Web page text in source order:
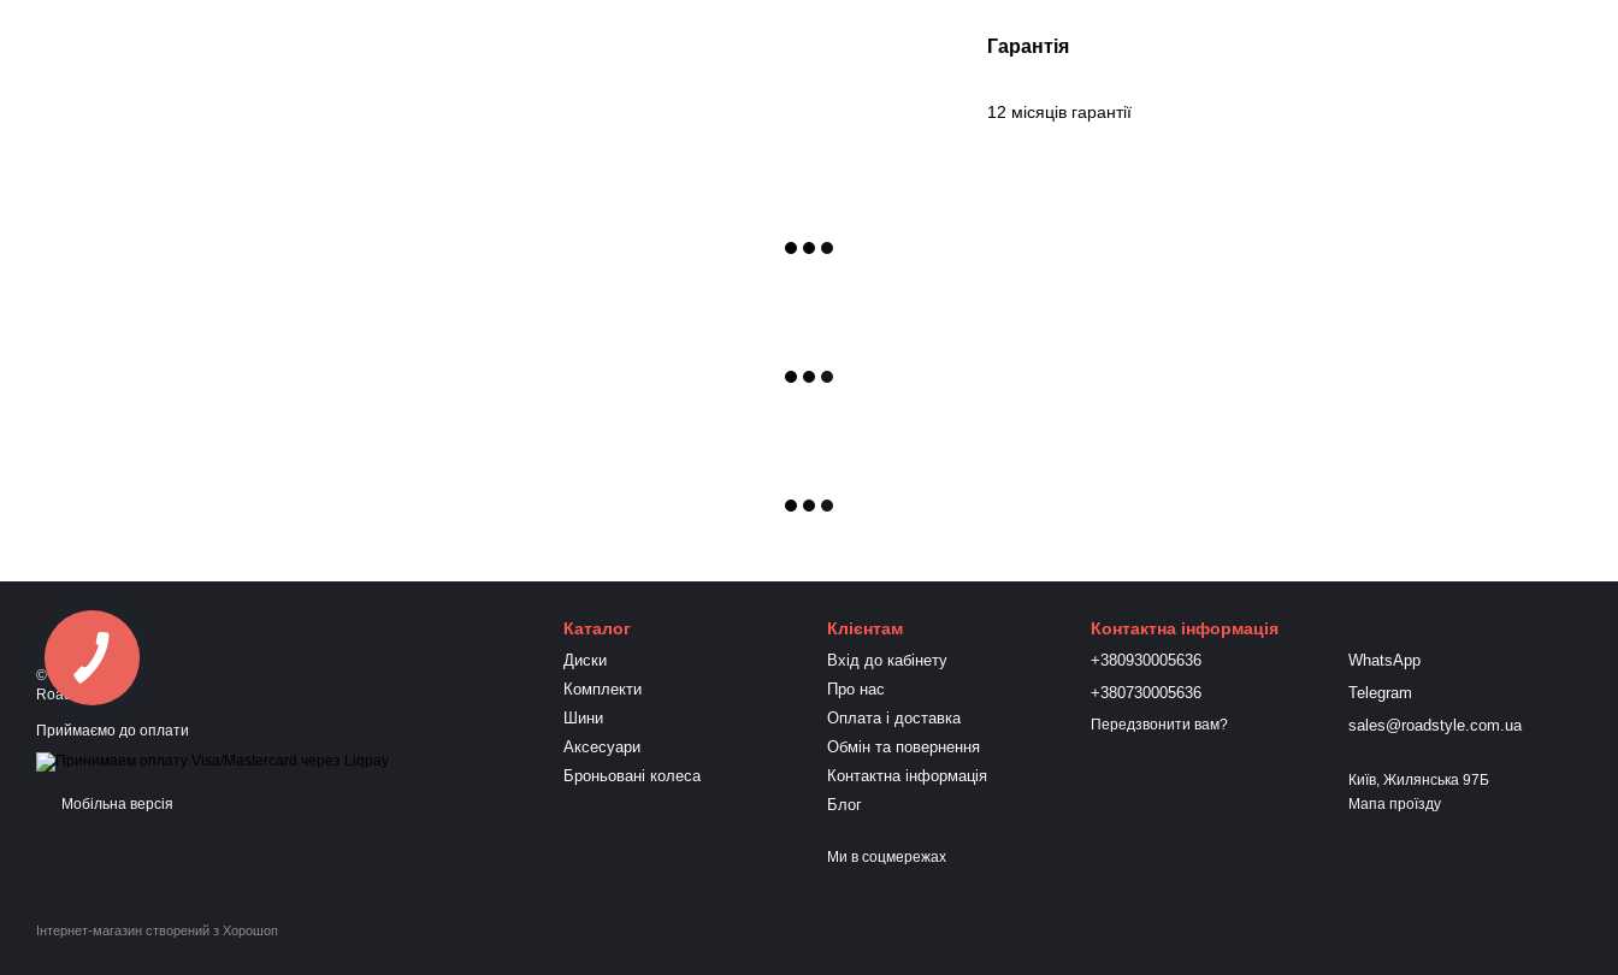
Гарантія
12 місяців гарантії
© 2016—2026
Roadstyle
Приймаємо до оплати
Мобільна версія
Інтернет-магазин створений з Хорошоп
Каталог
Диски
Комплекти
Шини
Аксесуари
Броньовані колеса
Клієнтам
Вхід до кабінету
Про нас
Оплата і доставка
Обмін та повернення
Контактна інформація
Блог
Ми в соцмережах
Контактна інформація
+380930005636
+380730005636
Передзвонити вам?
WhatsApp
Telegram
sales@roadstyle.com.ua
Київ, Жилянська 97Б
Мапа проїзду